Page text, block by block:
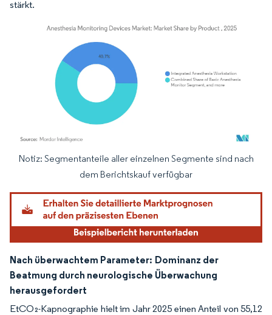
stärkt.
Bild © Mordor Intelligence. Wiederverwendung erfordert Namensnennung
Notiz: Segmentanteile aller einzelnen Segmente sind nach
dem Berichtskauf verfügbar
Nach überwachtem Parameter: Dominanz der
Beatmung durch neurologische Überwachung
herausgefordert
EtCO₂-Kapnographie hielt im Jahr 2025 einen Anteil von 55,12